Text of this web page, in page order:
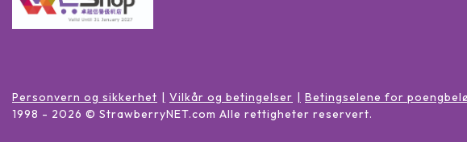
Personvern og sikkerhet Vilkår og betingelser
Betingselene for
1998 - 2026 © StrawberryNET.com Alle rettigheter reservert.